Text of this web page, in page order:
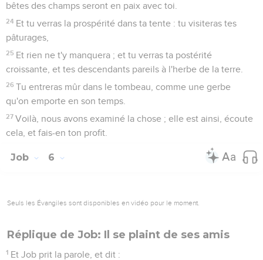
bêtes des champs seront en paix avec toi.
24 Et tu verras la prospérité dans ta tente : tu visiteras tes
pâturages,
25 Et rien ne t'y manquera ; et tu verras ta postérité
croissante, et tes descendants pareils à l'herbe de la terre.
26 Tu entreras mûr dans le tombeau, comme une gerbe
qu'on emporte en son temps.
27 Voilà, nous avons examiné la chose ; elle est ainsi, écoute
cela, et fais-en ton profit.
Job 6
Seuls les Évangiles sont disponibles en vidéo pour le moment.
Réplique de Job: Il se plaint de ses amis
1 Et Job prit la parole, et dit :